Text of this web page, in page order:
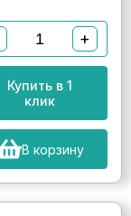
+
Купить в 1
клик
В корзину